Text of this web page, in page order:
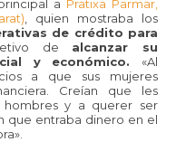
a Pratixa Parmar,
, quien mostraba los
de crédito para
de alcanzar su
y económico. «Al
a que sus mujeres
Creían que les
hombres y a querer ser
que entraba dinero en el